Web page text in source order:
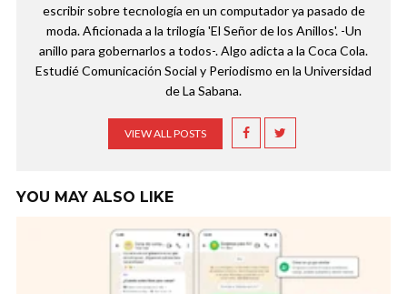
escribir sobre tecnología en un computador ya pasado de
moda. Aficionada a la trilogía 'El Señor de los Anillos'. -Un
anillo para gobernarlos a todos-. Algo adicta a la Coca Cola.
Estudié Comunicación Social y Periodismo en la Universidad
de La Sabana.
VIEW ALL POSTS
YOU MAY ALSO LIKE